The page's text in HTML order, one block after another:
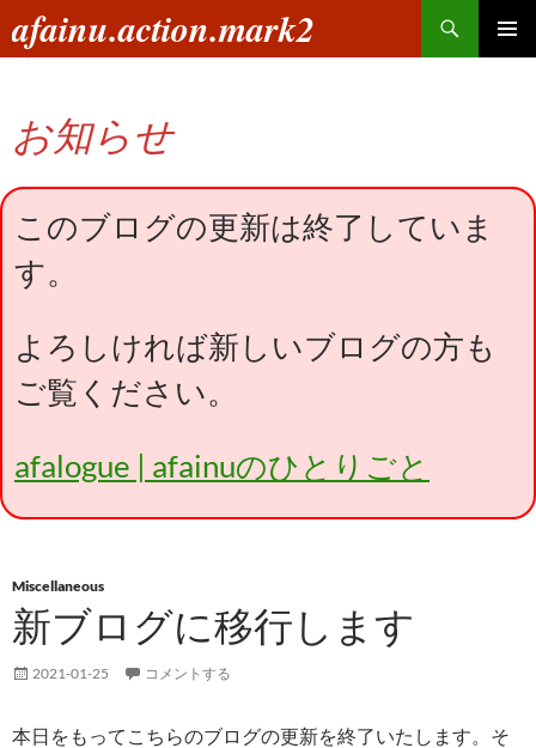
ン
へ
ス
キ
プ
afainu.action.mark2
索
お知らせ
このブログの更新は終了していま
す。
よろしければ新しいブログの方も
ご覧ください。
afalogue | afainuのひとりごと
Miscellaneous
新ブログに移行します
2021-01-25 コメントする
本日をもってこちらのブログの更新を終了いたします。そ